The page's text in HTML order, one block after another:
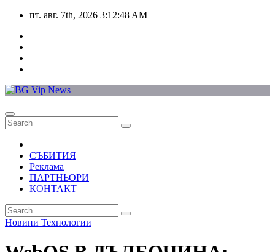
Skip
content
пт. авг. 7th, 2026 3:12:49 AM
СЪБИТИЯ
Реклама
ПАРТНЬОРИ
КОНТАКТ
Новини Технологии